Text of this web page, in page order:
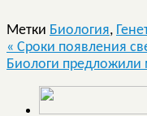
Метки Биология,
« Сроки появления
Биологи